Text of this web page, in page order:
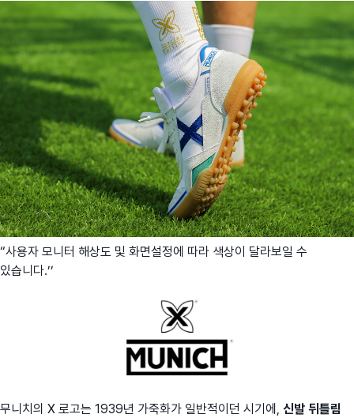
“사용자 모니터 해상도 및 화면설정에 따라 색상이 달라보일 수
있습니다.’’
무니치의 X 로고는 1939년 가죽화가 일반적이던 시기에, 신발 뒤틀림